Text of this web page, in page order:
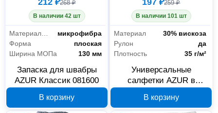
268 ₽
В наличии 42 шт
микрофибра
Форма
плоская
Ширина МОПа
130 мм
Запаска для швабры
AZUR Классик 081600
В корзину
259 ₽
В наличии 101 шт
Материал
30% вискоза
Рулон
да
Плотность
35 г/м²
Универсальные
салфетки AZUR в
920390
В корзину